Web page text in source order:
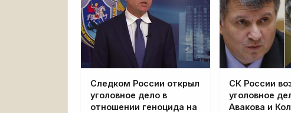
Следком России открыл
уголовное дело в
отношении геноцида на
СК России
уголовное
Авакова и